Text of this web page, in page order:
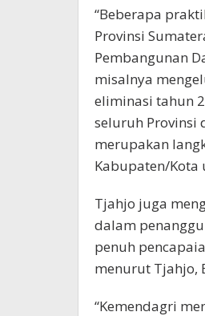
“Beberapa
Provinsi
Pembangunan
misalnya
eliminasi tahun
seluruh Provinsi
merupakan
Kabupaten/Kota
Tjahjo juga
dalam
penuh
menurut Tjahjo,
“Kemendagri